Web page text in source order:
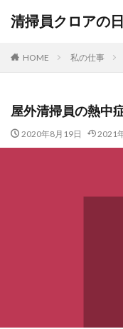
清掃員クロアの
HOME 私の仕事
屋外清掃員の熱中
2020年8月19日 2021